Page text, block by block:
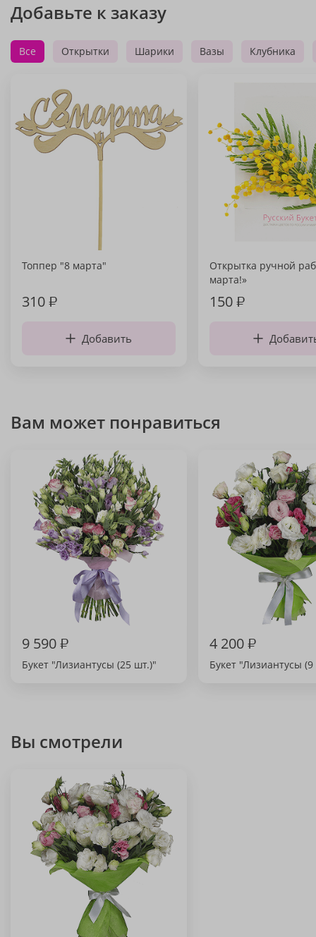
Добавьте к заказу
Все Открытки Шарики Вазы Клубника
Топпер "8 марта"
310₽
Добавить
Открытка ручной
марта!»
150₽
Вам может понравиться
9 590₽
Букет "Лизиантусы (25 шт.)"
4 200₽
Букет "Лизиантусы
Вы смотрели